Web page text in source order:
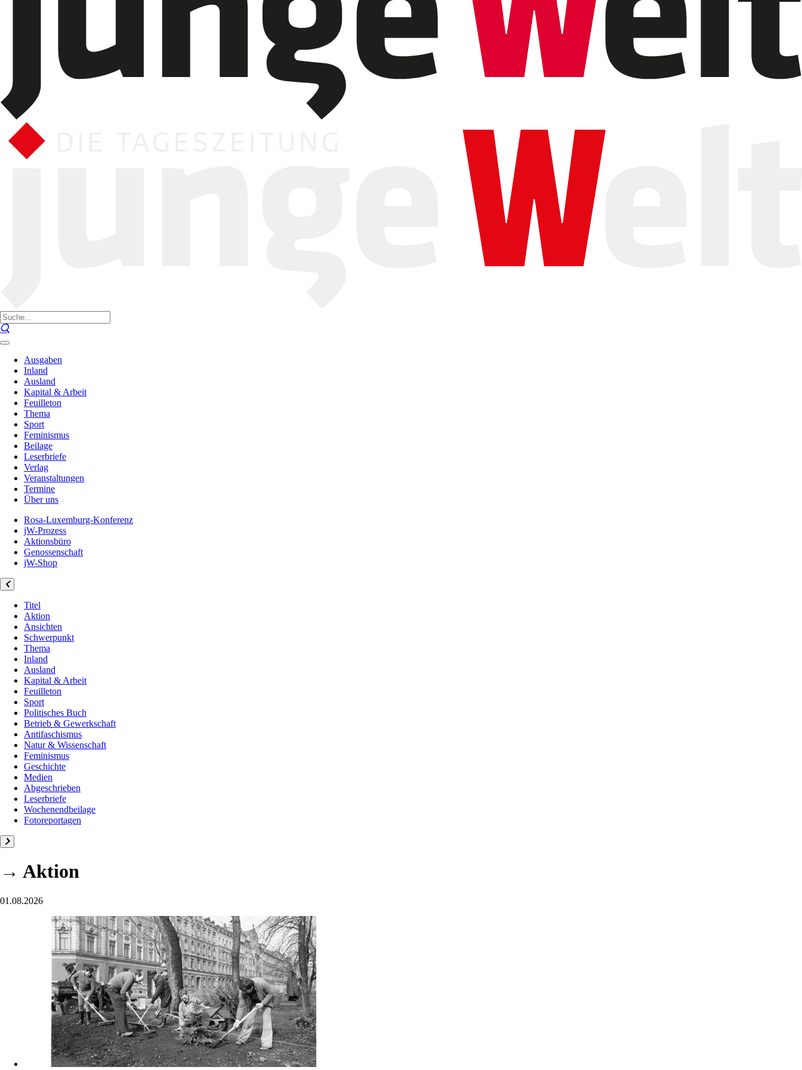
Ausgaben
Inland
Ausland
Kapital & Arbeit
Feuilleton
Thema
Sport
Feminismus
Beilage
Leserbriefe
Verlag
Veranstaltungen
Termine
Über uns
Rosa-Luxemburg-Konferenz
jW-Prozess
Aktionsbüro
Genossenschaft
jW-Shop
Titel
Aktion
Ansichten
Schwerpunkt
Thema
Inland
Ausland
Kapital & Arbeit
Feuilleton
Sport
Politisches Buch
Betrieb & Gewerkschaft
Antifaschismus
Natur & Wissenschaft
Feminismus
Geschichte
Medien
Abgeschrieben
Leserbriefe
Wochenendbeilage
Fotoreportagen
→ Aktion
01.08.2026